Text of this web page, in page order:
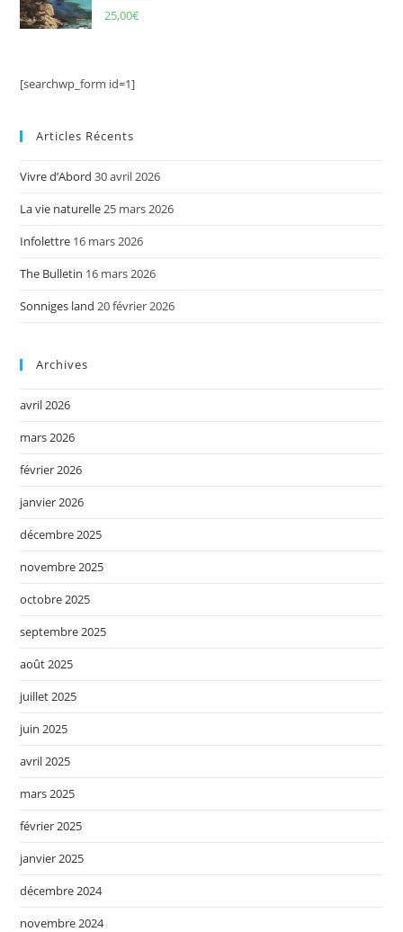
25,00€
[searchwp_form id=1]
Articles Récents
Vivre d’Abord 30 avril 2026
La vie naturelle25 mars 2026
Infolettre 16 mars 2026
The Bulletin 16 mars 2026
Sonniges land 20 février 2026
Archives
avril 2026
mars 2026
février 2026
janvier 2026
décembre 2025
novembre 2025
octobre 2025
septembre 2025
août 2025
juillet 2025
juin 2025
avril 2025
mars 2025
février 2025
janvier 2025
décembre 2024
novembre 2024